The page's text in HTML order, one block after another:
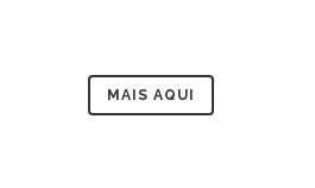
MAIS AQUI